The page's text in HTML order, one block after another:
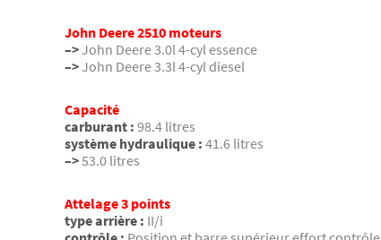
John Deere 2510 moteurs
–>John Deere 3.0l 4-cyl essence
–>John Deere 3.3l 4-cyl diesel
Capacité
carburant : 98.4 litres
système hydraulique : 41.6 litres
–>53.0 litres
Attelage 3 points
type arrière : II/i